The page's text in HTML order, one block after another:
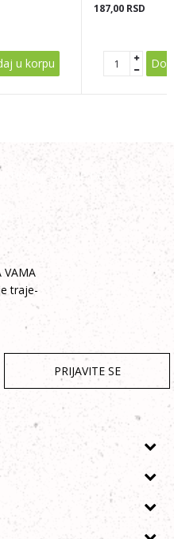
u korpu
187,00 RSD
VAMA
traje-
PRIJAVITE SE